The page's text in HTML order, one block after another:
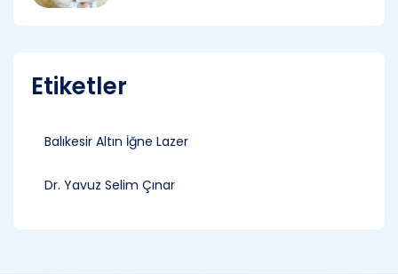
Etiketler
Balıkesir Altın İğne Lazer
Dr. Yavuz Selim Çınar